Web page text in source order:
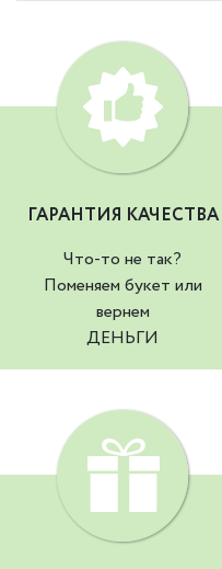
ГАРАНТИЯ КАЧЕСТВА
Что-то не так?
Поменяем букет или
вернем
ДЕНЬГИ